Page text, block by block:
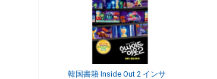
韓国書籍 Inside Out 2 インサ